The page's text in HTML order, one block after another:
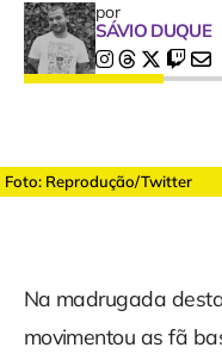
por
SÁVIO DUQUE
Foto: Reprodução/Twitter
Na madrugada
movimentou as fã